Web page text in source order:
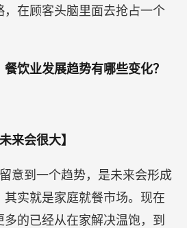
在顾客头脑里面去抢占一个
饮业发展趋势有哪些变化？
来会很大】
意到一个趋势，是未来会形成
实就是家庭就餐市场。现在
的已经从在家解决温饱，到